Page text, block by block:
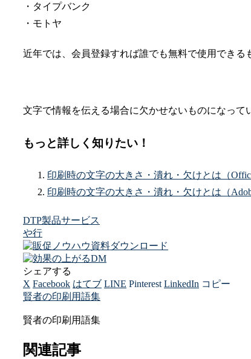
・タイプバンク
・モトヤ
近年では、会員登録すれば誰でも無料で使用できる
文字で情報を伝える場合に欠かせないものになって
もっと詳しく知りたい！
印刷時の文字の大きさ・潰れ・欠けとは（
印刷時の文字の大きさ・潰れ・欠けとは（
DTP製品サービス
や行
シェアする
X Facebook はてブ LINE Pinterest LinkedIn コピー
賢者の印刷用語集
賢者の印刷用語集
関連記事